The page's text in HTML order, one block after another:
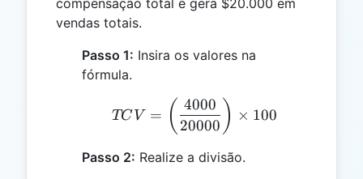
vendas totais.
Passo 1: Insira os valores na
fórmula.
TCV =
TC V = ( 20000
4000 ) × 100
Passo 2: Realize a divisão.